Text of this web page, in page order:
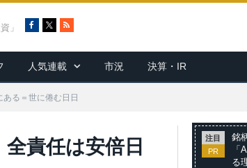
」
c
e
b
o
R
S
人気連載 市況 決算・IR
る＝世に倦む日日
責任は安倍日
注目
PR
銘
「
る